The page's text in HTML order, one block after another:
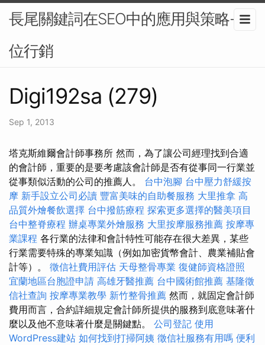
長尾關鍵詞在SEO中的應用與策略-數
位行銷
Digi192sa (279)
Sep 1, 2013
塔克斯維爾會計師事務所 然而，為了讓公司經理找到合適
的會計師，重要的是要考慮該會計師是否有從事同一行業並
從事類似活動的公司的推薦人。 台中泡腳 台中壓力舒緩按
摩 新手設立公司必讀 豐富美味的自助餐服務 大里推拿 高
品質外燴餐飲選擇 台中撥筋療程 探索更多選擇的醫美項目
台中整脊療程 辦桌專業外燴服務 大里按摩服務推薦 按摩專
業課程 各行業的法律和會計特性可能存在很大差異，某些
行業需要特殊的專業知識（例如加密貨幣會計、農業補貼會
計等）。 徵信社費用評估 天母整骨專業 復健師資格證照
宜蘭地區台胞證申請 高雄牙醫推薦 台中國術館推薦 基隆徵
信社查詢 按摩專業教學 新竹整骨推薦 然而，就固定會計師
費用而言，合約詳細規定會計師所提供的服務到底意味著什
麼以及他不意味著什麼是關鍵點。 公司登記 使用
WordPress建站 如何找到打掃阿姨 徵信社服務有用嗎 便利